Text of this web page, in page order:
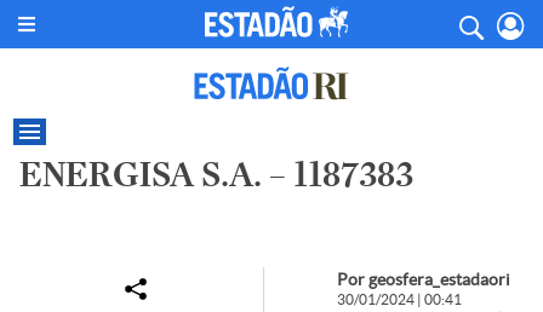
ENERGISA S.A. – 1187383
Por geosfera_estadaori
30/01/2024 | 00:41